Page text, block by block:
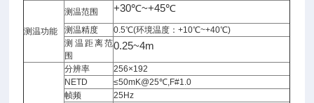
测温功能
测温范围 +30℃~+45℃
测温精度
0.5℃(环境温度：+10℃~+40℃)
测温距离范
围
0.25~4m
分辨率
256×192
NETD
≤50mK@25℃,F#1.0
帧频
25Hz